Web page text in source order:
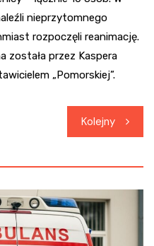
nieprzytomnego
rozpoczęli reanimację.
została przez Kaspera
„Pomorskiej”.
Kolejny